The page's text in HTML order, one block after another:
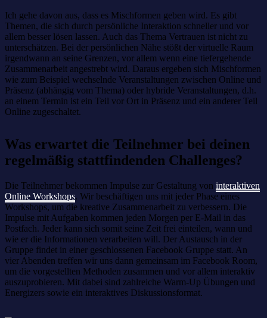
Ich gehe davon aus, dass es Mischformen geben wird. Es gibt
Themen, die sich durch persönliche Interaktion schneller und vor
allem besser lösen lassen. Auch das Thema Vertrauen ist nicht zu
unterschätzen. Bei der persönlichen Nähe stößt der virtuelle Raum
irgendwann an seine Grenzen, vor allem wenn eine tiefergehende
Zusammenarbeit angestrebt wird. Daraus ergeben sich Mischformen
wie zum Beispiel wechselnde Veranstaltungen zwischen Online und
Präsenz (abhängig vom Thema) oder hybride Veranstaltungen, d.h.
an einem Termin ist ein Teil vor Ort in Präsenz und ein anderer Teil
Online zugeschaltet.
Was erwartet die Teilnehmer bei deinen
regelmäßig stattfindenden Challenges?
Die Teilnehmer bekommen Impulse zur Gestaltung von interaktiven
Online Workshops. Wir beschäftigen uns mit jeder Phase eines
Workshops, um die kreative Zusammenarbeit zu verbessern. Die
Impulse mit Aufgaben kommen jeden Morgen per E-Mail in das
Postfach. Jeder kann sich somit seine Zeit frei einteilen, wann und
wie er die Informationen verarbeiten will. Der Austausch in der
Gruppe findet in einer geschlossenen Facebook Gruppe statt. An
vier Abenden treffen wir uns dann gemeinsam im Facebook Room,
um die vorgestellten Methoden zusammen und vor allem interaktiv
auszuprobieren. Mit dabei sind zahlreiche Warm-Up Übungen und
Energizers sowie ein interaktives Diskussionsformat.